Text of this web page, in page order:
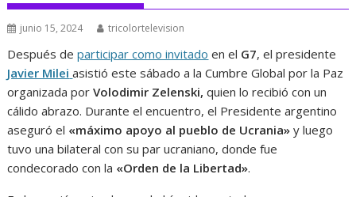
junio 15, 2024 tricolortelevision
Después departicipar como invitado en el G7, el presidente
Javier Milei asistió este sábado a la Cumbre Global por la Paz
organizada porVolodimir Zelenski,quien lo recibió con un
cálido abrazo. Durante el encuentro, el Presidente argentino
aseguró el «máximo apoyo al pueblo de Ucrania» y luego
tuvo una bilateral con su par ucraniano, donde fue
condecorado con la «Orden de la Libertad».